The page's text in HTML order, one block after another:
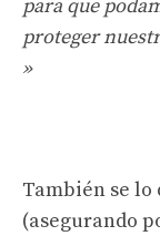
para que
proteger
»
También se
(asegurando